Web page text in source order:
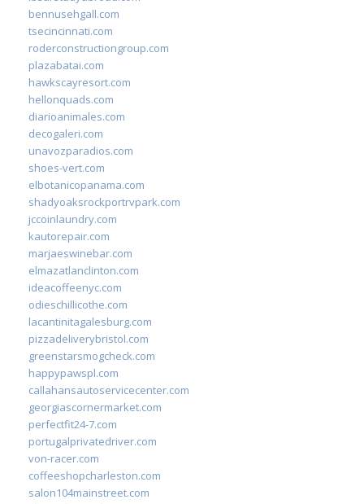
bennusehgall.com
tsecincinnati.com
roderconstructiongroup.com
plazabatai.com
hawkscayresort.com
hellonquads.com
diarioanimales.com
decogaleri.com
unavozparadios.com
shoes-vert.com
elbotanicopanama.com
shadyoaksrockportrvpark.com
jccoinlaundry.com
kautorepair.com
marjaeswinebar.com
elmazatlanclinton.com
ideacoffeenyc.com
odieschillicothe.com
lacantinitagalesburg.com
pizzadeliverybristol.com
greenstarsmogcheck.com
happypawspl.com
callahansautoservicecenter.com
georgiascornermarket.com
perfectfit24-7.com
portugalprivatedriver.com
von-racer.com
coffeeshopcharleston.com
salon104mainstreet.com